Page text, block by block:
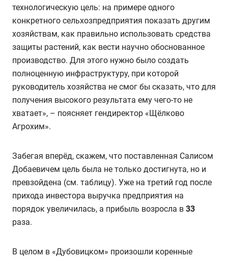
технологическую цель: на примере одного
конкретного сельхозпредприятия показать другим
хозяйствам, как правильно использовать средства
защиты растений, как вести научно обоснованное
производство. Для этого нужно было создать
полноценную инфраструктуру, при которой
руководитель хозяйства не смог бы сказать, что для
получения высокого результата ему чего-то не
хватает», – поясняет гендиректор «Щёлково
Агрохим».
Забегая вперёд, скажем, что поставленная Салисом
Добаевичем цель была не только достигнута, но и
превзойдена (см. таблицу). Уже на третий год после
прихода инвестора выручка предприятия на
порядок увеличилась, а прибыль возросла в 33
раза.
В целом в «Дубовицком» произошли коренные